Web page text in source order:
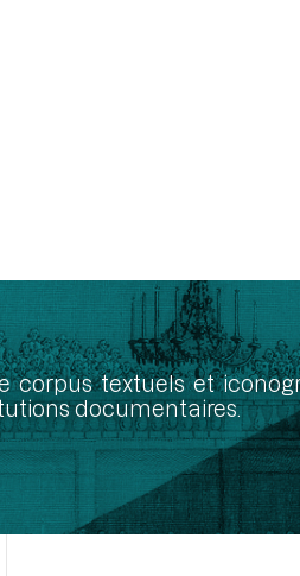
corpus textuels et
documentaires.